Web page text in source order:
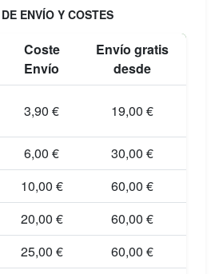
ENVÍO Y COSTES
Coste
Envío
Envío gratis
desde
3,90 € 19,00 €
6,00 €
30,00 €
10,00 €
60,00 €
20,00 €
60,00 €
25,00 €
60,00 €